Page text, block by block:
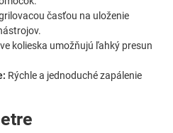
časťou na uloženie
kolieska umožňujú ľahký presun
Rýchle a jednoduché zapálenie